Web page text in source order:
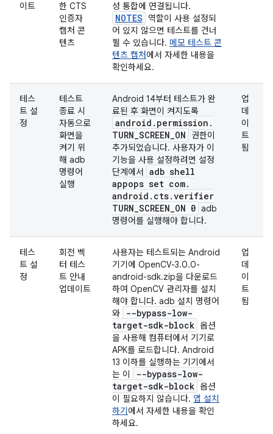
이트
한 CTS
인증자
캡처 콘
텐츠
성 통합에 연결됩니다.
NOTES
역할이 사용 설정되
어 있지 않으면 테스트를 건너
뛸 수 있습니다. 메모 테스트 콘
텐츠 캡처 에서 자세한 내용을
확인하세요.
테스
트 설
정
테스트
종료 시
자동으로
화면을
켜기 위
해 adb
명령어
실행
Android 14부터 테스트가 완
료된 후 화면이 켜지도록
android . permission .
TURN_SCREEN_ON
권한이
추가되었습니다. 사용자가 이
기능을 사용 설정하려면 설정
단계에서 adb shell
appops set com.
android . cts.verifier
TURN_SCREEN_ON 0 adb
명령어를 실행해야 합니다.
업
데
이
트
됨
테스
트 설
정
회전 벡
터 테스
트 안내
업데이트
사용자는 테스트되는 Android
기기에 OpenCV-3.0.0-
android-sdk.zip을 다운로드
하여 OpenCV 관리자를 설치
해야 합니다. adb 설치 명령어
와
--bypass-low-
target-sdk-block 옵션
을 사용해 컴퓨터에서 기기로
APK를 로드합니다. Android
13 이하를 실행하는 기기에서
는 이
--bypass-low-
target-sdk-block 옵션
이 필요하지 않습니다. 앱 설치
하기에서 자세한 내용을 확인
하세요.
업
데
이
트
됨